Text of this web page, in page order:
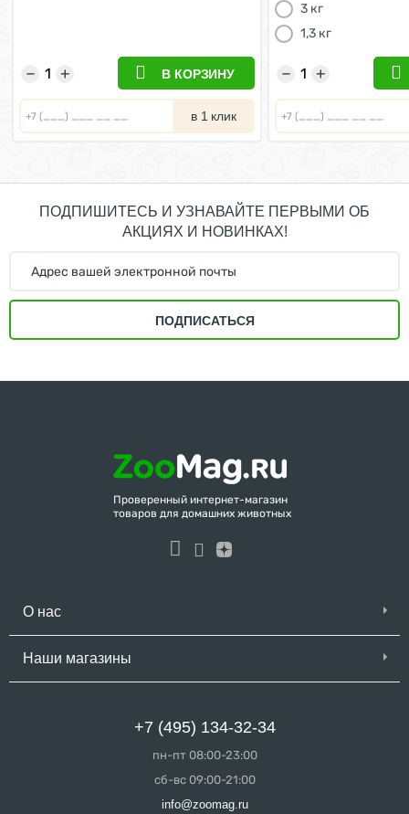
+
− В КОРЗИНУ
в 1 клик
3 кг
1,3 кг
+
−
ПОДПИШИТЕСЬ И УЗНАВАЙТЕ ПЕРВЫМИ ОБ
АКЦИЯХ И НОВИНКАХ!
ПОДПИСАТЬСЯ
Проверенный интернет-магазин
товаров для домашних животных
О нас
Наши магазины
+7 (495) 134-32-34
пн-пт 08:00-23:00
сб-вс 09:00-21:00
info@zoomag.ru